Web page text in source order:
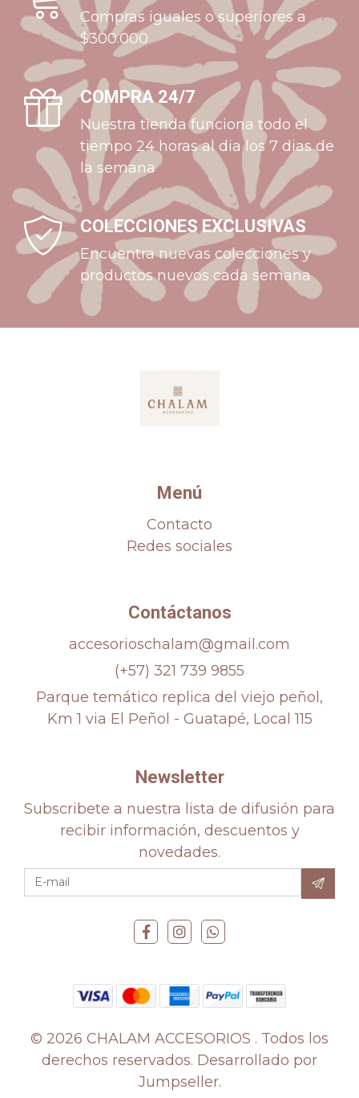
Compras iguales o superiores a
$300.000
COMPRA 24/7
Nuestra tienda funciona todo el
tiempo 24 horas al dia los 7 dias de
la semana
COLECCIONES EXCLUSIVAS
Encuentra nuevas colecciones y
productos nuevos cada semana
Menú
Contacto
Redes sociales
Contáctanos
accesorioschalam@gmail.com
(+57) 321 739 9855
Parque temático replica del viejo peñol,
Km 1 via El Peñol - Guatapé, Local 115
Newsletter
Subscribete a nuestra lista de difusión para
recibir información, descuentos y
novedades.
© 2026 CHALAM ACCESORIOS . Todos los
derechos reservados. Desarrollado por
Jumpseller.